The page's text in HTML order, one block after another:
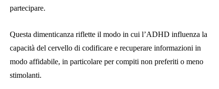
partecipare.
Questa dimenticanza riflette il modo in cui l’ADHD influenza la
capacità del cervello di codificare e recuperare informazioni in
modo affidabile, in particolare per compiti non preferiti o meno
stimolanti.